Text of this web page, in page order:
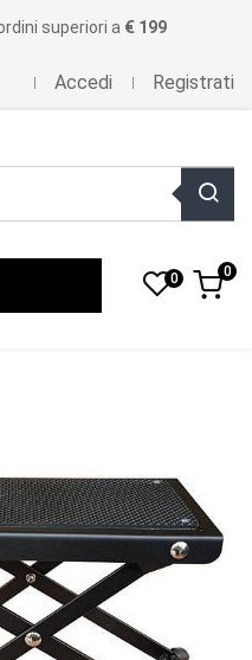
superiori a € 199
Accedi Registrati
0 0